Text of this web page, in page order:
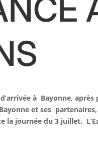
à Bayonne,
et ses
journée du 3 juillet.